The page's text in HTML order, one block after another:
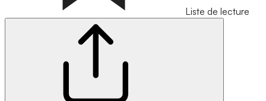
Liste de lecture